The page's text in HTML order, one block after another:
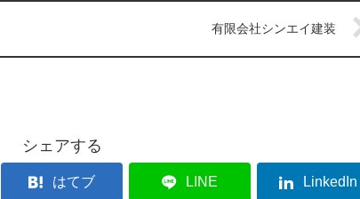
有限会社シンエイ建装
シェアする
はてブ LINE LinkedIn